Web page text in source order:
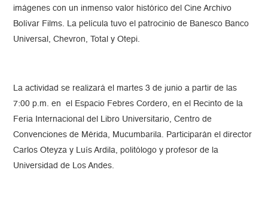
imágenes con un inmenso valor histórico del Cine Archivo
Bolívar Films. La película tuvo el patrocinio de Banesco Banco
Universal, Chevron, Total y Otepi.
La actividad se realizará el martes 3 de junio a partir de las
7:00 p.m. en el Espacio Febres Cordero, en el Recinto de la
Feria Internacional del Libro Universitario, Centro de
Convenciones de Mérida, Mucumbarila. Participarán el director
Carlos Oteyza y Luís Ardila, politólogo y profesor de la
Universidad de Los Andes.